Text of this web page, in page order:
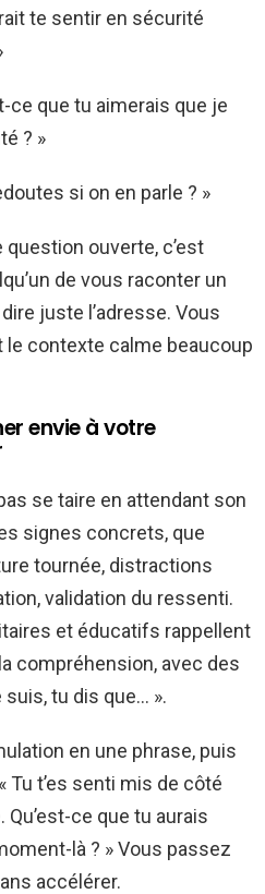
te sentir en sécurité
ce que tu aimerais que je
? »
si on en parle ? »
ouverte, c’est
de vous raconter un
juste l’adresse. Vous
contexte calme beaucoup
envie à votre
se taire en attendant son
signes concrets, que
tournée, distractions
validation du ressenti.
et éducatifs rappellent
compréhension, avec des
tu dis que… ».
en une phrase, puis
Tu t’es senti mis de côté
Qu’est-ce que tu aurais
là ? » Vous passez
accélérer.